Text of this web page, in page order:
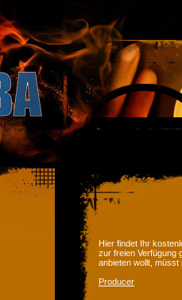
Hier findet Ihr
zur freien Verfügung
anbieten wollt,
Producer